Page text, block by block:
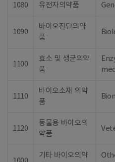
1080 유전자의약품
1090
바이오진단의약
품
1100
효소 및 생균의약
품
1110
바이오소재 의약
품
1120
동물용 바이오의
약품
기타 바이오의약